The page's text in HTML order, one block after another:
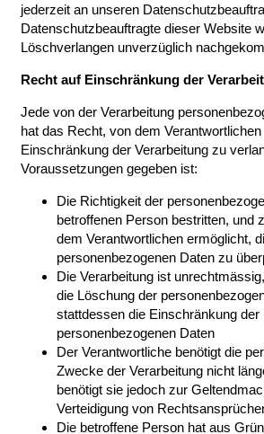
jederzeit an unseren
Datenschutzbeauftragte dieser Website
Löschverlangen unverzüglich
Recht auf Einschränkung der
Jede von der Verarbeitung
hat das Recht, von dem
Einschränkung der Verarbeitung zu
Voraussetzungen gegeben ist:
Die Richtigkeit der
betroffenen Person bestritten, und
dem Verantwortlichen ermöglicht,
personenbezogenen Daten zu
Die Verarbeitung ist
die Löschung der
stattdessen die Einschränkung der
personenbezogenen Daten
Der Verantwortliche benötigt die
Zwecke der Verarbeitung nicht
benötigt sie jedoch zur
Verteidigung von
Die betroffene Person hat aus